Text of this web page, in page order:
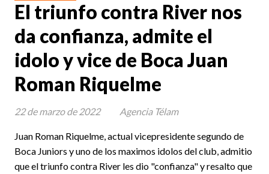
El triunfo contra River nos
da confianza, admite el
idolo y vice de Boca Juan
Roman Riquelme
Juan Roman Riquelme, actual vicepresidente segundo de
Boca Juniors y uno de los maximos idolos del club, admitio
que el triunfo contra River les dio "confianza" y resalto que
22 de marzo de 2022 Agencia Télam